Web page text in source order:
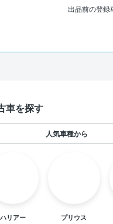
出品前の登録
車を探す
人気車種から
ハリアー プリウス